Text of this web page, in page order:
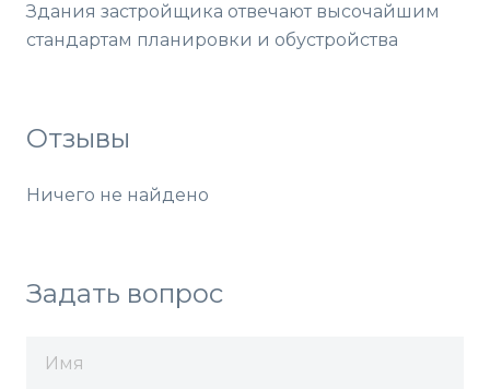
Здания застройщика отвечают высочайшим
стандартам планировки и обустройства
Отзывы
Ничего не найдено
Задать вопрос